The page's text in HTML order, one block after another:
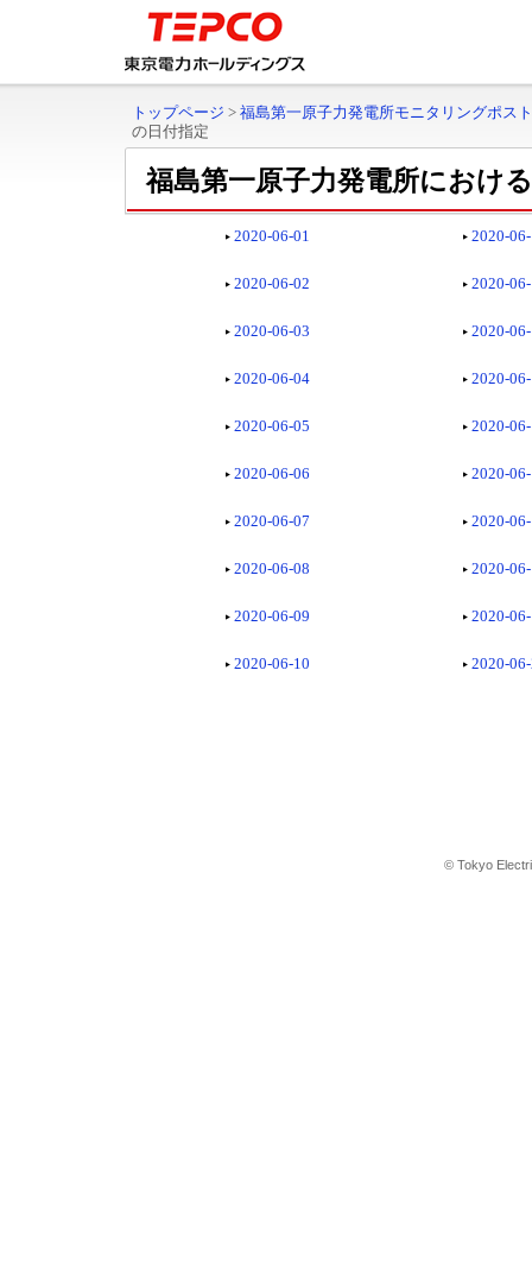
トップページ > 福島第一原子力発電所モニタリングポス
の日付指定
福島第一原子力発電所におけ
2020-06-01 2020-
2020-06-02 2020-
2020-06-03 2020-
2020-06-04 2020-
2020-06-05 2020-
2020-06-06 2020-
2020-06-07 2020-
2020-06-08 2020-
2020-06-09 2020-
2020-06-10 2020-
© Tokyo